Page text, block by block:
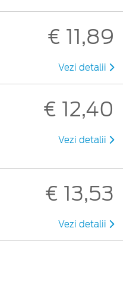
€ 11,89
Vezi detalii
€ 12,40
Vezi detalii
€ 13,53
Vezi detalii